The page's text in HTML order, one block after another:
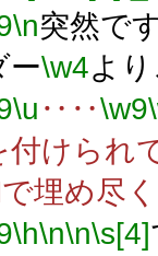
\n突然で
ー\w4よ
\u ‥‥\w9
付けられ
埋め尽
\h\n\n\s[4]